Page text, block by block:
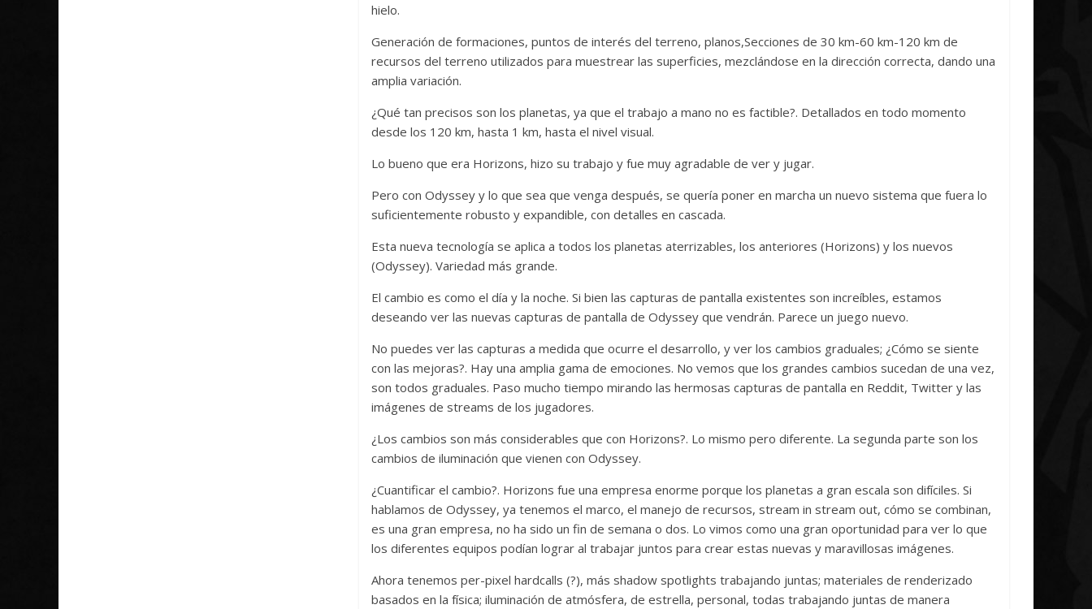
hielo.
Generación de formaciones, puntos de interés del terreno, planos,Secciones de 30 km-60 km-120 km de
recursos del terreno utilizados para muestrear las superficies, mezclándose en la dirección correcta, dando una
amplia variación.
¿Qué tan precisos son los planetas, ya que el trabajo a mano no es factible?. Detallados en todo momento
desde los 120 km, hasta 1 km, hasta el nivel visual.
Lo bueno que era Horizons, hizo su trabajo y fue muy agradable de ver y jugar.
Pero con Odyssey y lo que sea que venga después, se quería poner en marcha un nuevo sistema que fuera lo
suficientemente robusto y expandible, con detalles en cascada.
Esta nueva tecnología se aplica a todos los planetas aterrizables, los anteriores (Horizons) y los nuevos
(Odyssey). Variedad más grande.
El cambio es como el día y la noche. Si bien las capturas de pantalla existentes son increíbles, estamos
deseando ver las nuevas capturas de pantalla de Odyssey que vendrán. Parece un juego nuevo.
No puedes ver las capturas a medida que ocurre el desarrollo, y ver los cambios graduales; ¿Cómo se siente
con las mejoras?. Hay una amplia gama de emociones. No vemos que los grandes cambios sucedan de una vez,
son todos graduales. Paso mucho tiempo mirando las hermosas capturas de pantalla en Reddit, Twitter y las
imágenes de streams de los jugadores.
¿Los cambios son más considerables que con Horizons?. Lo mismo pero diferente. La segunda parte son los
cambios de iluminación que vienen con Odyssey.
¿Cuantificar el cambio?. Horizons fue una empresa enorme porque los planetas a gran escala son difíciles. Si
hablamos de Odyssey, ya tenemos el marco, el manejo de recursos, stream in stream out, cómo se combinan,
es una gran empresa, no ha sido un fin de semana o dos. Lo vimos como una gran oportunidad para ver lo que
los diferentes equipos podían lograr al trabajar juntos para crear estas nuevas y maravillosas imágenes.
Ahora tenemos per-pixel hardcalls (?), más shadow spotlights trabajando juntas; materiales de renderizado
basados en la física; iluminación de atmósfera, de estrella, personal, todas trabajando juntas de manera